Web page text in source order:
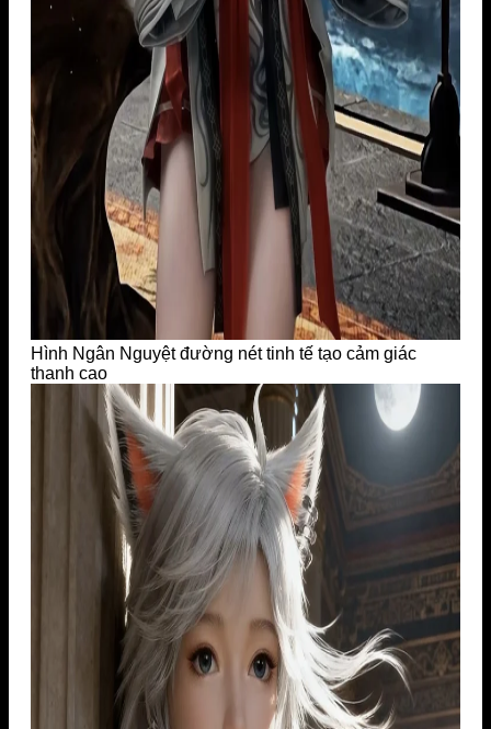
Hình Ngân Nguyệt đường nét tinh tế tạo cảm giác
thanh cao